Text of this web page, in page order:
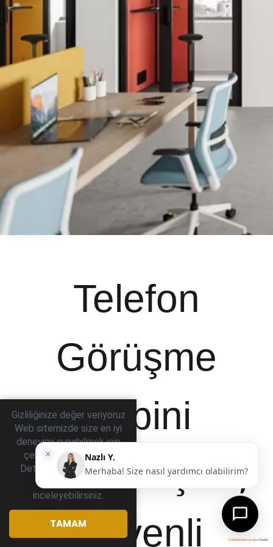
Telefon
Görüşme
Kabini
Net İletişim,
Güvenli
Gizliliğinize değer veriyoruz
Web sitemizde size en iyi
deneyimi sunabilmek için
çerezler kullanıyoruz.
Detaylı bilgi içingizlilik
politikamızı
inceleyebilirsiniz.
TAMAM
Canlı Destek YazılımıChatio